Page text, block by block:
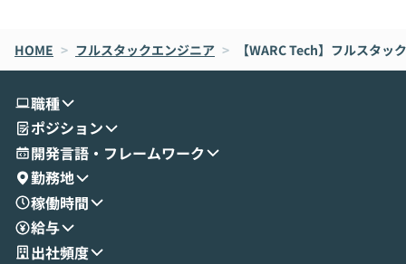
oworkの基本的な機能をご紹介いただきま
す。 続く公開デモでは、実際にCoworkを
せいただきます。数分でワークフローが完
成する手軽さや、Gmail等の外部サービス
とセキュアに連携できるポイントなど、実
演を通じて具体的なイメージをお届けしま
す。 後半のディスカッションでは、セキュ
リティの考え方や社内導入の進め方など、
現場目線でさらに深掘りしていきます。
「自分の業務をAIで自動化してみたいけ
は、LLMのフル
ント構築の最前
HOME > フルスタックエンジニア > 【WARC Tech】フルスタッ
職種
ポジション
開発言語・フレームワーク
勤務地
稼働時間
給与
出社頻度